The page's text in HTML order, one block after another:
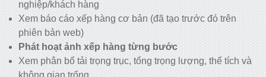
nghiệp/khách hàng
Xem báo cáo xếp hàng cơ bản (đã tạo trước đó trên
phiên bản web)
Phát hoạt ảnh xếp hàng từng bước
Xem phân bổ tải trọng trục, tổng trọng lượng, thể tích và
không gian trống